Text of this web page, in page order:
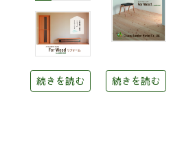
続きを読む 続きを読む